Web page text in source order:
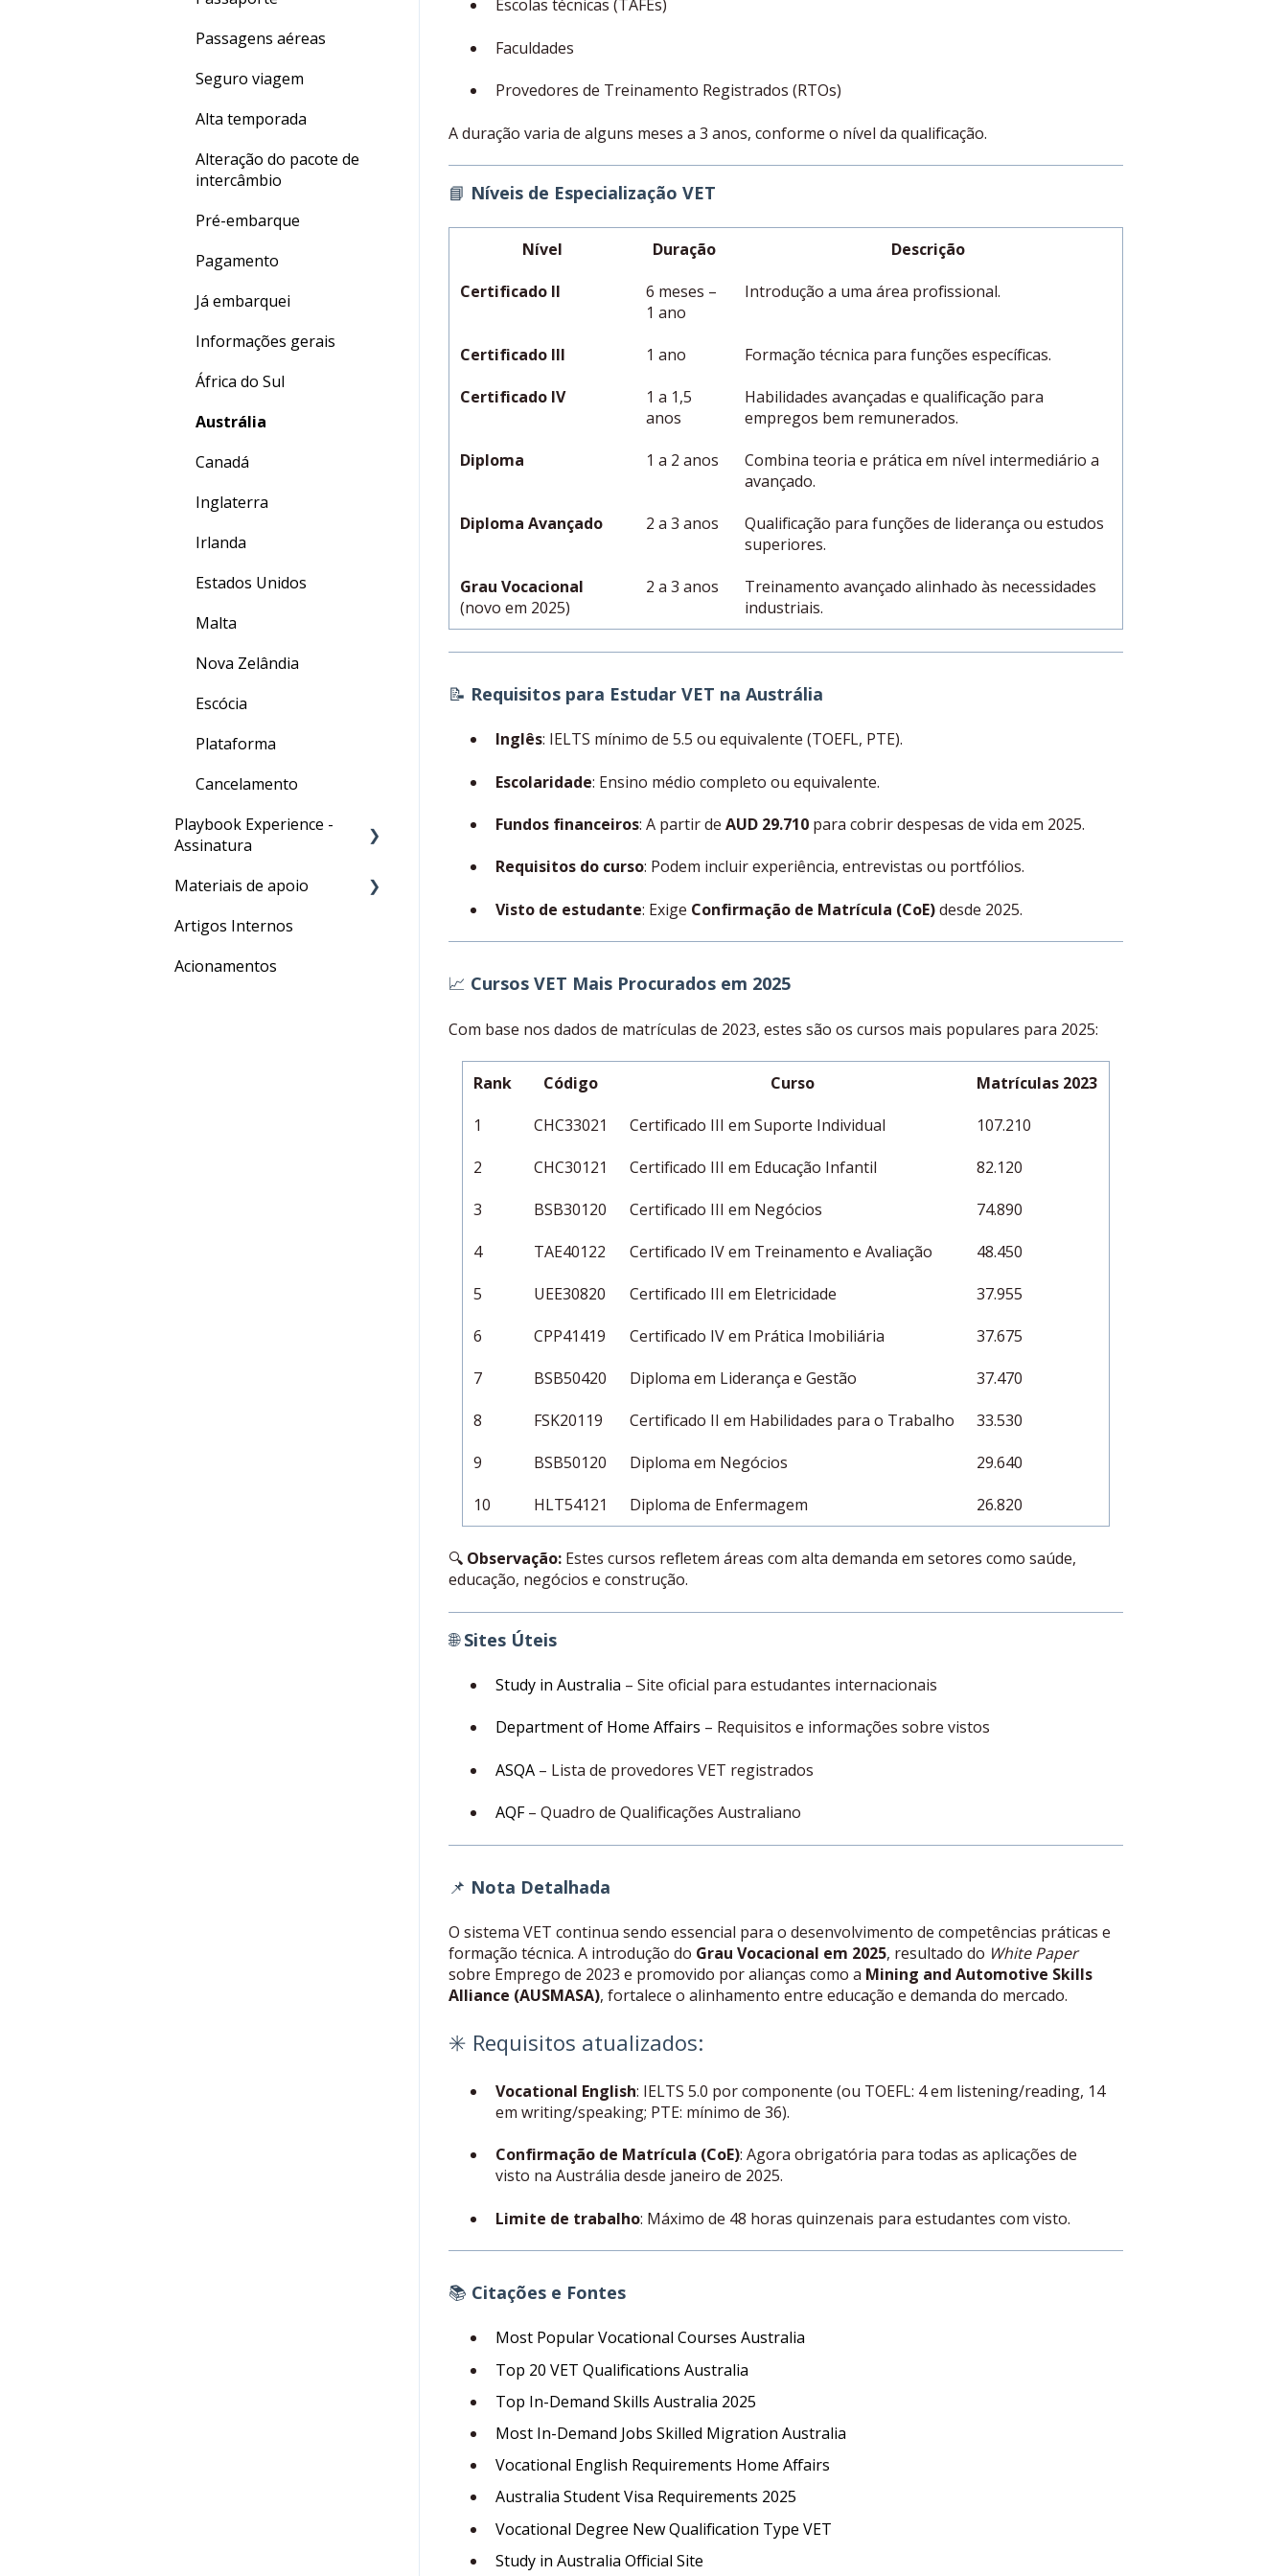
Escolas técnicas (TAFEs)
Faculdades
Provedores de Treinamento Registrados (RTOs)
A duração varia de alguns meses a 3 anos, conforme o nível da qualificação.
📘 Níveis de Especialização VET
Nível Duração
Descrição
Certificado II
6 meses –
1 ano
Introdução a uma área profissional.
Certificado III 1 ano
Formação técnica para funções específicas.
Certificado IV
1 a 1,5
anos
Habilidades avançadas e qualificação para
empregos bem remunerados.
Diploma
1 a 2 anos
Combina teoria e prática em nível intermediário a
avançado.
Diploma Avançado
2 a 3 anos
Qualificação para funções de liderança ou estudos
superiores.
Grau Vocacional
(novo em 2025)
2 a 3 anos
Treinamento avançado alinhado às necessidades
industriais.
📝 Requisitos para Estudar VET na Austrália
Inglês: IELTS mínimo de 5.5 ou equivalente (TOEFL, PTE).
Escolaridade: Ensino médio completo ou equivalente.
Fundos financeiros: A partir de AUD 29.710para cobrir despesas de vida em 2025.
Requisitos do curso: Podem incluir experiência, entrevistas ou portfólios.
Visto de estudante: Exige Confirmação de Matrícula (CoE)desde 2025.
📈 Cursos VET Mais Procurados em 2025
Com base nos dados de matrículas de 2023, estes são os cursos mais populares para 2025:
Rank Código Curso
Matrículas 2023
1
CHC33021 Certificado III em Suporte Individual
107.210
2
CHC30121 Certificado III em Educação Infantil
82.120
3
BSB30120 Certificado III em Negócios
74.890
4
TAE40122 Certificado IV em Treinamento e Avaliação
48.450
5
UEE30820 Certificado III em Eletricidade
37.955
6
CPP41419 Certificado IV em Prática Imobiliária
37.675
7
BSB50420 Diploma em Liderança e Gestão
37.470
8
FSK20119 Certificado II em Habilidades para o Trabalho
33.530
9
BSB50120 Diploma em Negócios
29.640
10
HLT54121 Diploma de Enfermagem 26.820
🔍 Observação:Estes cursos refletem áreas com alta demanda em setores como saúde,
educação, negócios e construção.
🌐Sites Úteis
Study in Australia – Site oficial para estudantes internacionais
Department of Home Affairs – Requisitos e informações sobre vistos
ASQA– Lista de provedores VET registrados
AQF– Quadro de Qualificações Australiano
📌 Nota Detalhada
O sistema VET continua sendo essencial para o desenvolvimento de competências práticas e
formação técnica. A introdução do Grau Vocacional em 2025, resultado do White Paper
sobre Emprego de 2023 e promovido por alianças como a Mining and Automotive Skills
Alliance (AUSMASA), fortalece o alinhamento entre educação e demanda do mercado.
✳️ Requisitos atualizados:
Vocational English: IELTS 5.0 por componente (ou TOEFL: 4 em listening/reading, 14
em writing/speaking; PTE: mínimo de 36).
Confirmação de Matrícula (CoE): Agora obrigatória para todas as aplicações de
visto na Austrália desde janeiro de 2025.
Limite de trabalho: Máximo de 48 horas quinzenais para estudantes com visto.
📚 Citações e Fontes
Most Popular Vocational Courses Australia
Top 20 VET Qualifications Australia
Top In-Demand Skills Australia 2025
Most In-Demand Jobs Skilled Migration Australia
Vocational English Requirements Home Affairs
Australia Student Visa Requirements 2025
Vocational Degree New Qualification Type VET
Study in Australia Official Site
Dúvidas gerais
Crédito de Aulas
Passagens aéreas
Seguro viagem
Alta temporada
Alteração do pacote de
intercâmbio
Pré-embarque
Pagamento
Já embarquei
Informações gerais
África do Sul
Austrália
Canadá
Inglaterra
Irlanda
Estados Unidos
Malta
Nova Zelândia
Escócia
Plataforma
Cancelamento
Playbook Experience -
Assinatura
Processos
Materiais de apoio
Para o seu Intercâmbio
Artigos Internos
Acionamentos